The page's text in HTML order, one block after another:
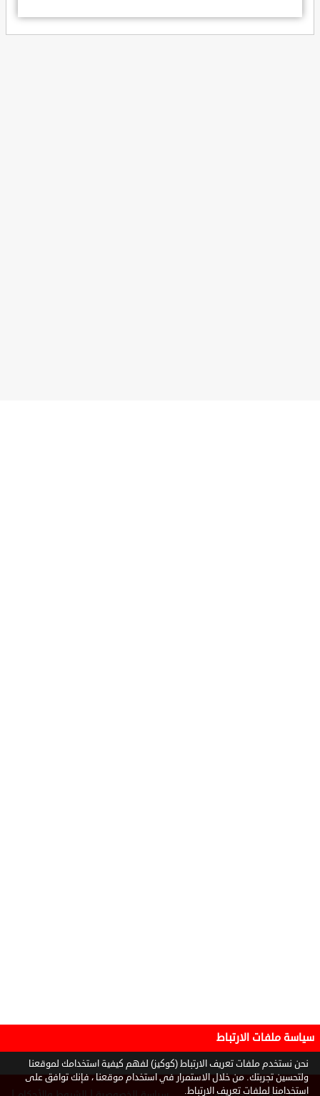
سياسة ملفات الارتباط
نحن نستخدم ملفات تعريف الارتباط (كوكيز) لفهم كيفية استخدامك لموقعنا
ولتحسين تجربتك. من خلال الاستمرار في استخدام موقعنا ، فإنك توافق على
استخدامنا لملفات تعريف الارتباط.